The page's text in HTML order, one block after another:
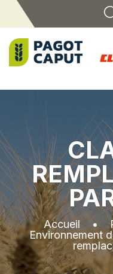
Accueil•
Environnement